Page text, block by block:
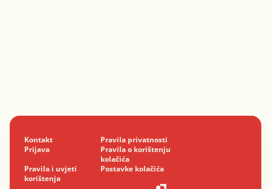
Kontakt
Pravila privatnosti
Prijava
Pravila o korištenju
kolačića
Pravila i uvjeti
korištenja
Postavke kolačića